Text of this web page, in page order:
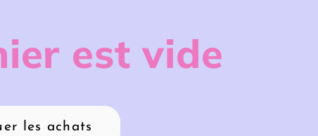
est vide
les achats